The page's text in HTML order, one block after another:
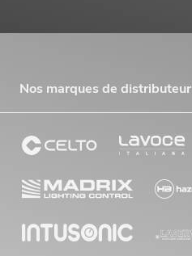
Nos marques de distributeur